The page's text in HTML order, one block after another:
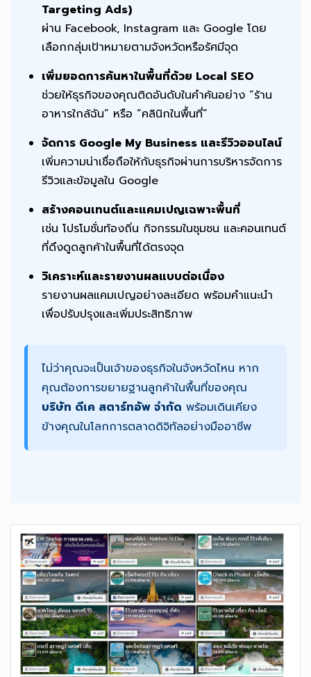
Targeting Ads)
ผ่าน Facebook, Instagram และ Google โดย
เลือกกลุ่มเป้าหมายตามจังหวัดหรือรัศมีจุด
เพิ่มยอดการค้นหาในพื้นที่ด้วย Local SEO
ช่วยให้ธุรกิจของคุณติดอันดับในคำค้นอย่าง “ร้าน
อาหารใกล้ฉัน” หรือ “คลินิกในพื้นที่”
จัดการ Google My Business และรีวิวออนไลน์
เพิ่มความน่าเชื่อถือให้กับธุรกิจผ่านการบริหารจัดการ
รีวิวและข้อมูลใน Google
สร้างคอนเทนต์และแคมเปญเฉพาะพื้นที่
เช่น โปรโมชั่นท้องถิ่น กิจกรรมในชุมชน และคอนเทนต์
ที่ดึงดูดลูกค้าในพื้นที่ได้ตรงจุด
วิเคราะห์และรายงานผลแบบต่อเนื่อง
รายงานผลแคมเปญอย่างละเอียด พร้อมคำแนะนำ
เพื่อปรับปรุงและเพิ่มประสิทธิภาพ
ไม่ว่าคุณจะเป็นเจ้าของธุรกิจในจังหวัดไหน หาก
คุณต้องการขยายฐานลูกค้าในพื้นที่ของคุณ
บริษัท ดีเค สตาร์ทอัพ จำกัด พร้อมเดินเคียง
ข้างคุณในโลกการตลาดดิจิทัลอย่างมืออาชีพ